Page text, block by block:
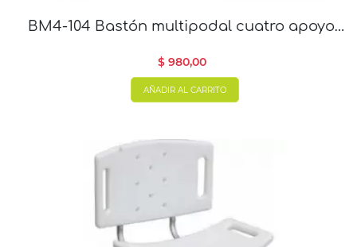
BM4-104 Bastón multipodal cuatro apoyos
$ 980,00
AÑADIR AL CARRITO